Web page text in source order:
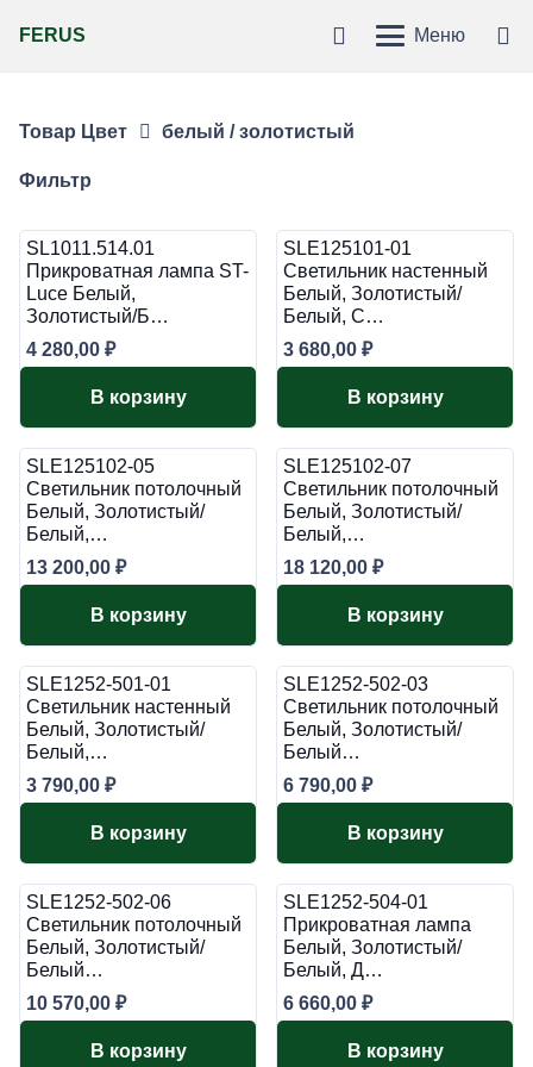
FERUS Меню
Товар Цвет белый / золотистый
Фильтр
SL1011.514.01
Прикроватная лампа ST-
Luce Белый,
Золотистый/Б…
4 280,00 ₽
В корзину
SLE125101-01
Светильник настенный
Белый, Золотистый/
Белый, С…
3 680,00 ₽
В корзину
SLE125102-05
Светильник потолочный
Белый, Золотистый/
Белый,…
13 200,00 ₽
В корзину
SLE125102-07
Светильник потолочный
Белый, Золотистый/
Белый,…
18 120,00 ₽
В корзину
SLE1252-501-01
Светильник настенный
Белый, Золотистый/
Белый,…
3 790,00 ₽
В корзину
SLE1252-502-03
Светильник потолочный
Белый, Золотистый/
Белый…
6 790,00 ₽
В корзину
SLE1252-502-06
Светильник потолочный
Белый, Золотистый/
Белый…
10 570,00 ₽
В корзину
SLE1252-504-01
Прикроватная лампа
Белый, Золотистый/
Белый, Д…
6 660,00 ₽
В корзину